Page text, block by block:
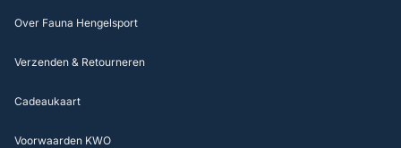
Over Fauna Hengelsport
Verzenden & Retourneren
Cadeaukaart
Voorwaarden KWO